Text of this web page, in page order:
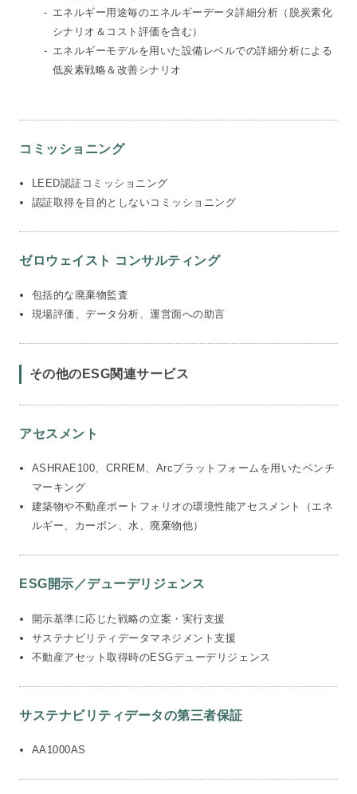
エネルギー用途毎のエネルギーデータ詳細分析（脱炭素化
シナリオ＆コスト評価を含む）
エネルギーモデルを用いた設備レベルでの詳細分析による
低炭素戦略＆改善シナリオ
コミッショニング
LEED認証コミッショニング
認証取得を目的としないコミッショニング
ゼロウェイスト コンサルティング
包括的な廃棄物監査
現場評価、データ分析、運営面への助言
その他のESG関連サービス
アセスメント
ASHRAE100、CRREM、Arcプラットフォームを用いたベンチ
マーキング
建築物や不動産ポートフォリオの環境性能アセスメント（エネ
ルギー、カーボン、水、廃棄物他）
ESG開示／デューデリジェンス
開示基準に応じた戦略の立案・実行支援
サステナビリティデータマネジメント支援
不動産アセット取得時のESGデューデリジェンス
サステナビリティデータの第三者保証
AA1000AS